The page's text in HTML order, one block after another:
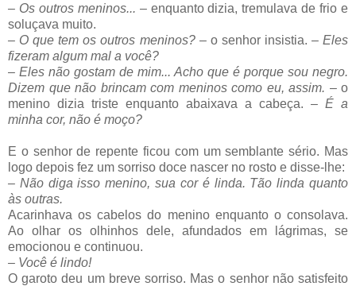
– Os outros meninos... – enquanto dizia, tremulava de frio e
soluçava muito.
– O que tem os outros meninos? – o senhor insistia. –Eles
fizeram algum mal a você?
– Eles não gostam de mim... Acho que é porque sou negro.
Dizem que não brincam com meninos como eu, assim. – o
menino dizia triste enquanto abaixava a cabeça. – É a
minha cor, não é moço?
E o senhor de repente ficou com um semblante sério. Mas
logo depois fez um sorriso doce nascer no rosto e disse-lhe:
– Não diga isso menino, sua cor é linda. Tão linda quanto
às outras.
Acarinhava os cabelos do menino enquanto o consolava.
Ao olhar os olhinhos dele, afundados em lágrimas, se
emocionou e continuou.
– Você é lindo!
O garoto deu um breve sorriso. Mas o senhor não satisfeito